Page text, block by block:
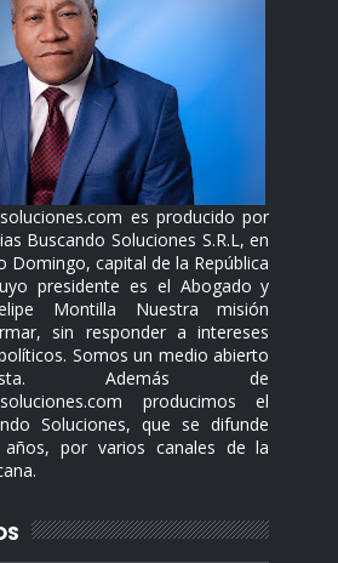
es producido por
Buscando Soluciones S.R.L, en
Domingo, capital de la República
presidente es el Abogado y
Montilla Nuestra misión
sin responder a intereses
Somos un medio abierto
Además de
producimos el
Soluciones, que se difunde
por varios canales de la